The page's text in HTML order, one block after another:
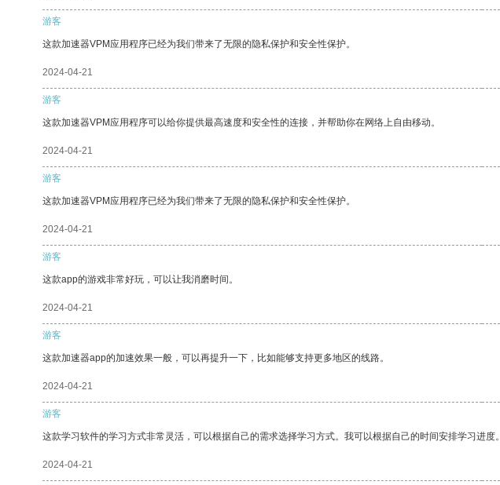
游客
这款加速器VPM应用程序已经为我们带来了无限的隐私保护和安全性保护。
2024-04-21
游客
这款加速器VPM应用程序可以给你提供最高速度和安全性的连接，并帮助你在网络上自由移动。
2024-04-21
游客
这款加速器VPM应用程序已经为我们带来了无限的隐私保护和安全性保护。
2024-04-21
游客
这款app的游戏非常好玩，可以让我消磨时间。
2024-04-21
游客
这款加速器app的加速效果一般，可以再提升一下，比如能够支持更多地区的线路。
2024-04-21
游客
这款学习软件的学习方式非常灵活，可以根据自己的需求选择学习方式。我可以根据自己的时间安排学习进度。
2024-04-21